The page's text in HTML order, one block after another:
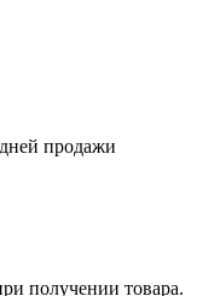
продажи
получении товара.